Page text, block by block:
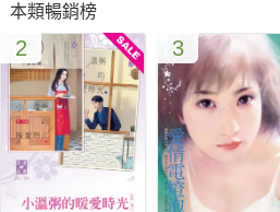
本類暢銷榜
2 3